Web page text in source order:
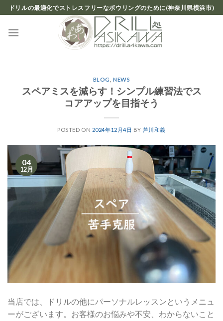
Skip
to
content
ドリルの最適化でストレスフリーなボウリングのために(神奈川県横浜市)
BLOG ,NEWS
スペアミスを減らす！シンプル練習法でス
コアアップを目指そう
POSTED ON 2024年12月4日 BY 芦川和義
04
12月
当店では、ドリルの他にパーソナルレッスンというメニュ
ーがございます。お客様のお悩みや不安、わからないこと